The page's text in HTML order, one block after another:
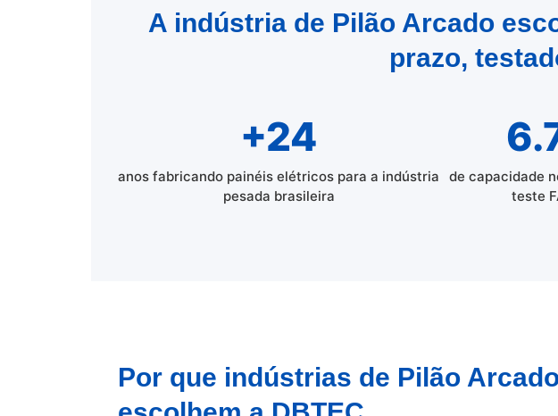
A indústria de Pilão Arcado
prazo,
+24
anos fabricando painéis elétricos para a indústria
pesada brasileira
de capacidade
teste
Por que indústrias de Pilão